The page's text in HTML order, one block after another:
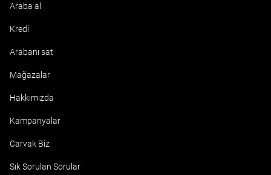
Araba al
Kredi
Arabanı sat
Mağazalar
Hakkımızda
Kampanyalar
Carvak Biz
Sık Sorulan Sorular